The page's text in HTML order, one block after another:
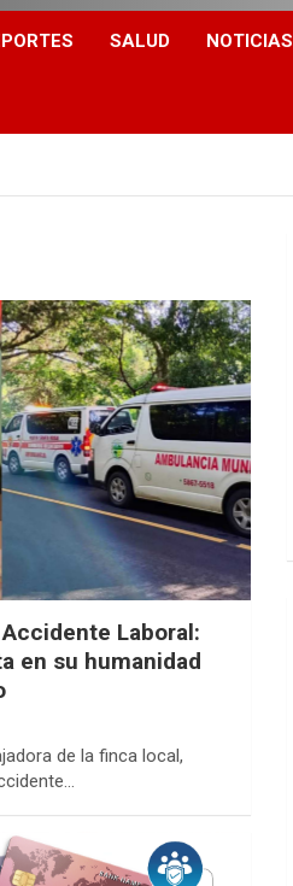
SALUD NOTICIAS
Laboral:
en su humanidad
de la finca local,